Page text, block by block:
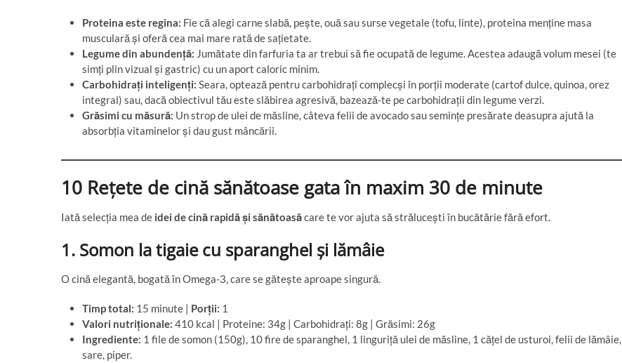
Proteina este regina: Fie că alegi carne slabă, pește, ouă sau surse vegetale (tofu, linte), proteina menține masa
musculară și oferă cea mai mare rată de sațietate.
Legume din abundență: Jumătate din farfuria ta ar trebui să fie ocupată de legume. Acestea adaugă volum mesei (te
simți plin vizual și gastric) cu un aport caloric minim.
Carbohidrați inteligenți: Seara, optează pentru carbohidrați complecși în porții moderate (cartof dulce, quinoa, orez
integral) sau, dacă obiectivul tău este slăbirea agresivă, bazează-te pe carbohidrații din legume verzi.
Grăsimi cu măsură: Un strop de ulei de măsline, câteva felii de avocado sau semințe presărate deasupra ajută la
absorbția vitaminelor și dau gust mâncării.
10 Rețete de cină sănătoase gata în maxim 30 de minute
Iată selecția mea de idei de cină rapidă și sănătoasăcare te vor ajuta să strălucești în bucătărie fără efort.
1. Somon la tigaie cu sparanghel și lămâie
O cină elegantă, bogată în Omega-3, care se gătește aproape singură.
Timp total: 15 minute | Porții: 1
Valori nutriționale: 410 kcal | Proteine: 34g | Carbohidrați: 8g | Grăsimi: 26g
Ingrediente: 1 file de somon (150g), 10 fire de sparanghel, 1 linguriță ulei de măsline, 1 cățel de usturoi, felii de lămâie,
sare, piper.